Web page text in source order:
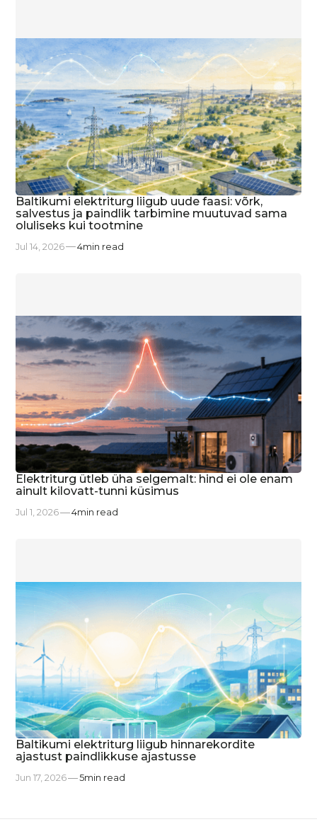
Baltikumi elektriturg liigub uude faasi: võrk,
salvestus ja paindlik tarbimine muutuvad sama
oluliseks kui tootmine
Jul 14, 2026 4min read
Elektriturg ütleb üha selgemalt: hind ei ole enam
ainult kilovatt-tunni küsimus
Jul 1, 2026 4min read
Baltikumi elektriturg liigub hinnarekordite
ajastust paindlikkuse ajastusse
Jun 17, 2026 5min read